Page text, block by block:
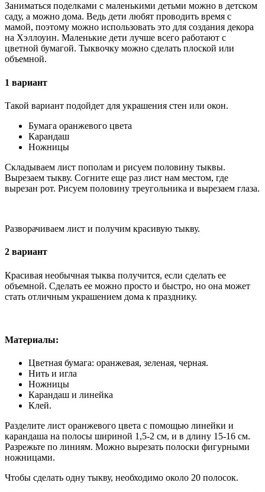
Заниматься поделками с маленькими детьми можно в детском
саду, а можно дома. Ведь дети любят проводить время с
мамой, поэтому можно использовать это для создания декора
на Хэллоуин. Маленькие дети лучше всего работают с
цветной бумагой. Тыквочку можно сделать плоской или
объемной.
1 вариант
Такой вариант подойдет для украшения стен или окон.
Бумага оранжевого цвета
Карандаш
Ножницы
Складываем лист пополам и рисуем половину тыквы.
Вырезаем тыкву. Согните еще раз лист нам местом, где
вырезан рот. Рисуем половину треугольника и вырезаем глаза.
Разворачиваем лист и получим красивую тыкву.
2 вариант
Красивая необычная тыква получится, если сделать ее
объемной. Сделать ее можно просто и быстро, но она может
стать отличным украшением дома к празднику.
Материалы:
Цветная бумага: оранжевая, зеленая, черная.
Нить и игла
Ножницы
Карандаш и линейка
Клей.
Разделите лист оранжевого цвета с помощью линейки и
карандаша на полосы шириной 1,5-2 см, и в длину 15-16 см.
Разрежьте по линиям. Можно вырезать полоски фигурными
ножницами.
Чтобы сделать одну тыкву, необходимо около 20 полосок.